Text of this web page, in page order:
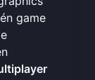
game